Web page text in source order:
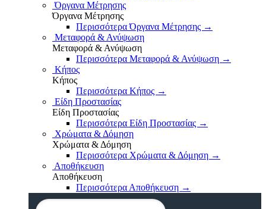
Όργανα Μέτρησης
Όργανα Μέτρησης
Περισσότερα Όργανα Μέτρησης →
Μεταφορά & Ανύψωση
Μεταφορά & Ανύψωση
Περισσότερα Μεταφορά & Ανύψωση →
Κήπος
Κήπος
Περισσότερα Κήπος →
Είδη Προστασίας
Είδη Προστασίας
Περισσότερα Είδη Προστασίας →
Χρώματα & Δόμηση
Χρώματα & Δόμηση
Περισσότερα Χρώματα & Δόμηση →
Αποθήκευση
Αποθήκευση
Περισσότερα Αποθήκευση →